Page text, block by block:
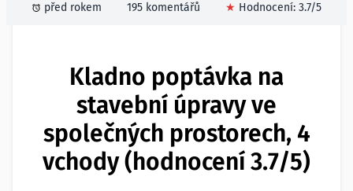
před rokem
195 komentářů ★ Hodnocení: 3.7/5
Kladno poptávka na
stavební úpravy ve
společných prostorech, 4
vchody (hodnocení 3.7/5)